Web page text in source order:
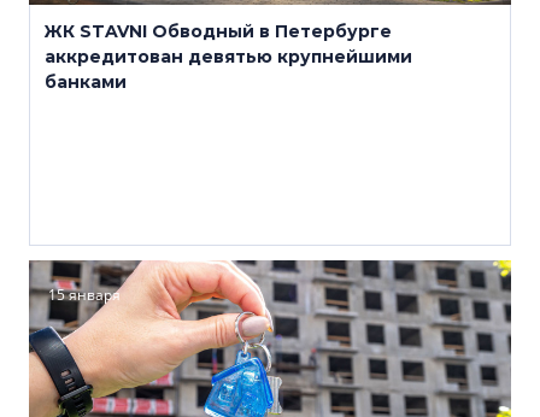
ЖК STAVNI Обводный в Петербурге
аккредитован девятью крупнейшими
банками
15 января